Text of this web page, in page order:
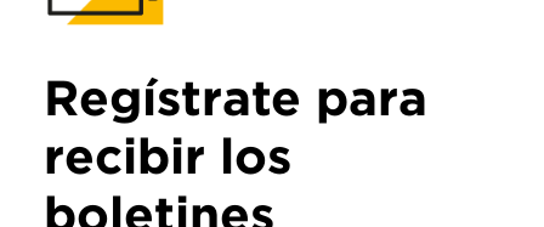
Regístrate para
recibir los
boletines